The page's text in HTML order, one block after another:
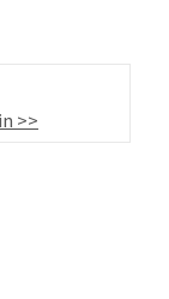
>>